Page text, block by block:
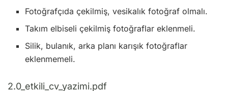
Fotoğrafçıda çekilmiş, vesikalık fotoğraf olmalı.
Takım elbiseli çekilmiş fotoğraflar eklenmeli.
Silik, bulanık, arka planı karışık fotoğraflar
eklenmemeli.
2.0_etkili_cv_yazimi.pdf